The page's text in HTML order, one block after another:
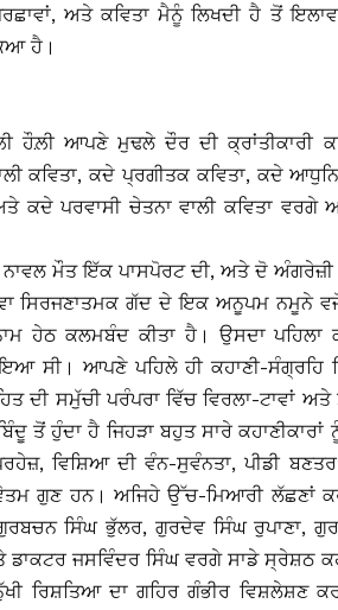
ਅਤੇ ਕਵਿਤਾ ਮੈਨੂੰ ਲਿਖਦੀ ਹੈ ਤੋਂ
ਹੈ।
ਹੌਲ਼ੀ ਆਪਣੇ ਮੁਢਲੇ ਦੌਰ ਦੀ ਕ੍ਰਾਂਤੀਕਾਰੀ
ਕਵਿਤਾ, ਕਦੇ ਪ੍ਰਗੀਤਕ ਕਵਿਤਾ, ਕਦੇ
ਕਦੇ ਪਰਵਾਸੀ ਚੇਤਨਾ ਵਾਲੀ ਕਵਿਤਾ ਵਰਗੇ
ਨਾਵਲ ਮੌਤ ਇੱਕ ਪਾਸਪੋਰਟ ਦੀ, ਅਤੇ ਦੋ ਅੰਗਰੇਜ਼ੀ
ਸਿਰਜਣਾਤਮਕ ਗੱਦ ਦੇ ਇਕ ਅਨੂਪਮ ਨਮੂਨੇ
ਹੇਠ ਕਲਮਬੰਦ ਕੀਤਾ ਹੈ। ਉਸਦਾ ਪਹਿਲਾ
ਸੀ। ਆਪਣੇ ਪਹਿਲੇ ਹੀ ਕਹਾਣੀ-ਸੰਗ੍ਰਹਿ
ਦੀ ਸਮੁੱਚੀ ਪਰੰਪਰਾ ਵਿੱਚ ਵਿਰਲਾ-ਟਾਵਾਂ
ਤੋਂ ਹੁੰਦਾ ਹੈ ਜਿਹੜਾ ਬਹੁਤ ਸਾਰੇ
ਵਿਸ਼ਿਆ ਦੀ ਵੰਨ-ਸੁਵੰਨਤਾ, ਪੀਡੀ
ਗੁਣ ਹਨ। ਅਜਿਹੇ ਉੱਚ-ਮਿਆਰੀ ਲੱਛਣਾਂ
ਸਿੰਘ ਭੁੱਲਰ, ਗੁਰਦੇਵ ਸਿੰਘ ਰੁਪਾਣਾ,
ਜਸਵਿੰਦਰ ਸਿੰਘ ਵਰਗੇ ਸਾਡੇ ਸ੍ਰੇਸ਼ਠ
ਰਿਸ਼ਤਿਆ ਦਾ ਗਹਿਰ ਗੰਭੀਰ ਵਿਸ਼ਲੇਸ਼ਣ